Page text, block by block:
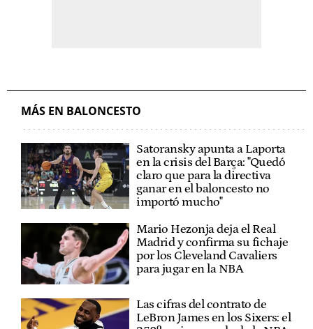
MÁS EN BALONCESTO
Satoransky apunta a Laporta
en la crisis del Barça: "Quedó
claro que para la directiva
ganar en el baloncesto no
importó mucho"
Mario Hezonja deja el Real
Madrid y confirma su fichaje
por los Cleveland Cavaliers
para jugar en la NBA
Las cifras del contrato de
LeBron James en los Sixers: el